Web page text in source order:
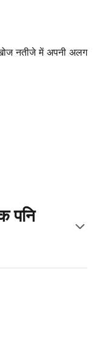
नतीजे में अपनी अलग
पनि